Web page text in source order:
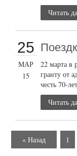
Читать
25
МАР
15
22 марта в
гранту от
честь 70-
Читать
« Назад 1